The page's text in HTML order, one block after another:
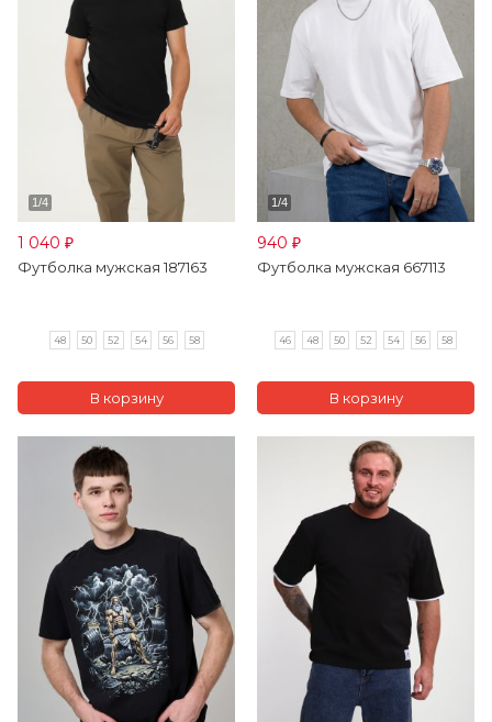
1 040 ₽
Футболка мужская 187163
48 50 52 54 56 58
940 ₽
Футболка мужская 667113
46 48 50 52 54 56 58